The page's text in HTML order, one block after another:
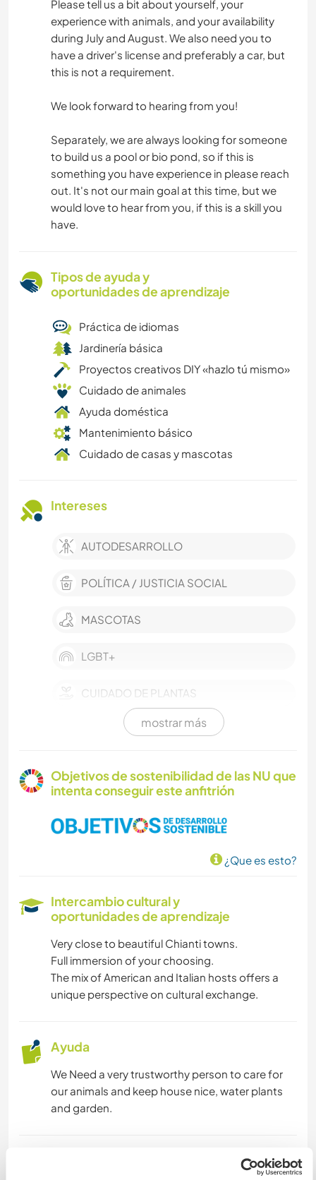
Please tell us a bit about yourself, your
experience with animals, and your availability
during July and August. We also need you to
have a driver's license and preferably a car, but
this is not a requirement.
We look forward to hearing from you!
Separately, we are always looking for someone
to build us a pool or bio pond, so if this is
something you have experience in please reach
out. It's not our main goal at this time, but we
would love to hear from you, if this is a skill you
have.
Tipos de ayuda y
oportunidades de aprendizaje
Práctica de idiomas
Jardinería básica
Proyectos creativos DIY «hazlo tú mismo»
Cuidado de animales
Ayuda doméstica
Mantenimiento básico
Cuidado de casas y mascotas
Intereses
AUTODESARROLLO
POLÍTICA / JUSTICIA SOCIAL
MASCOTAS
LGBT+
CUIDADO DE PLANTAS
YOGA / BIENESTAR
NATURALEZA
BAILE
mostrar más
Objetivos de sostenibilidad de las NU que
intenta conseguir este anfitrión
¿Que es esto?
Intercambio cultural y
oportunidades de aprendizaje
Very close to beautiful Chianti towns.
Full immersion of your choosing.
The mix of American and Italian hosts offers a
unique perspective on cultural exchange.
Ayuda
We Need a very trustworthy person to care for
our animals and keep house nice, water plants
and garden.